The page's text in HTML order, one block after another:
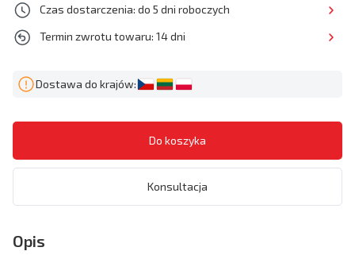
Czas dostarczenia: do 5 dni roboczych
Termin zwrotu towaru: 14 dni
Dostawa do krajów:
Konsultacja
Opis